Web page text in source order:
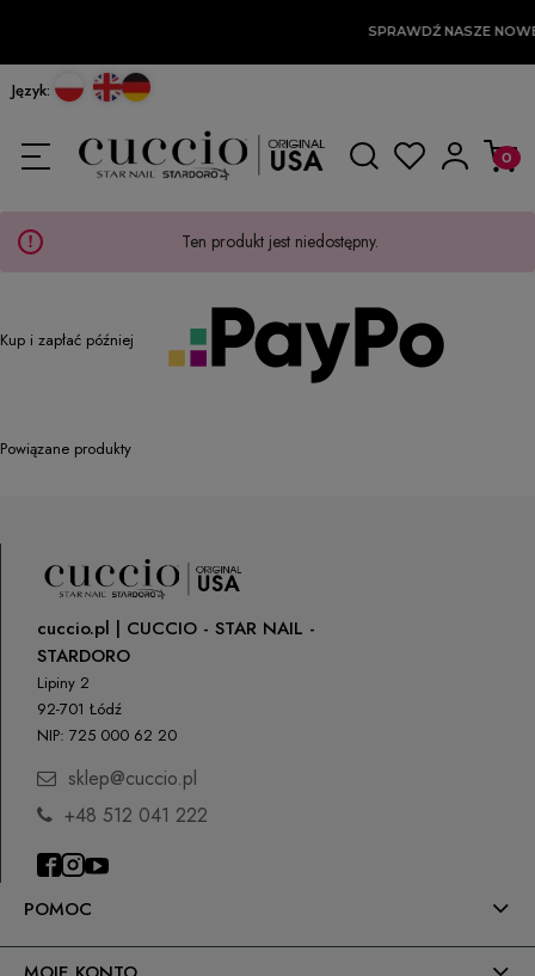
SPRAWDŹ NASZE
Język:
Ten produkt jest niedostępny.
Kup i zapłać później
Powiązane produkty
POMOC
cuccio.pl | CUCCIO - STAR NAIL -
STARDORO
Lipiny 2
92-701 Łódź
NIP: 725 000 62 20
sklep@cuccio.pl
+48 512 041 222